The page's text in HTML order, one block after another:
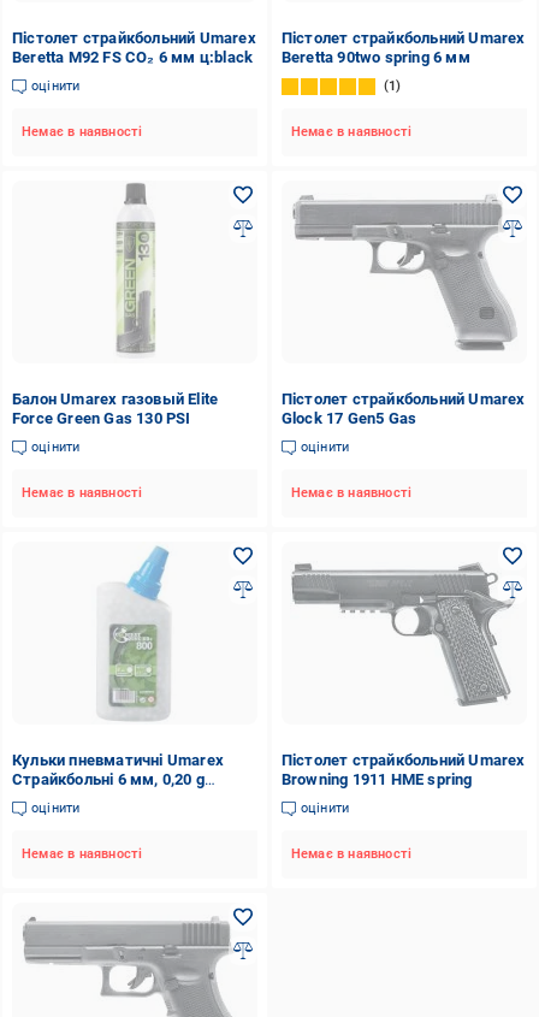
Пістолет страйкбольний Umarex
Beretta M92 FS CO₂ 6 мм ц:black
оцінити
Немає в наявності
Пістолет страйкбольний Umarex
Beretta 90two spring 6 мм
1
Немає в наявності
Балон Umarex газовый Elite
Force Green Gas 130 PSI
оцінити
Немає в наявності
Пістолет страйкбольний Umarex
Glock 17 Gen5 Gas
оцінити
Немає в наявності
Кульки пневматичні Umarex
Страйкбольні 6 мм, 0,20 g
(800шт)
оцінити
Немає в наявності
Пістолет страйкбольний Umarex
Browning 1911 HME spring
оцінити
Немає в наявності